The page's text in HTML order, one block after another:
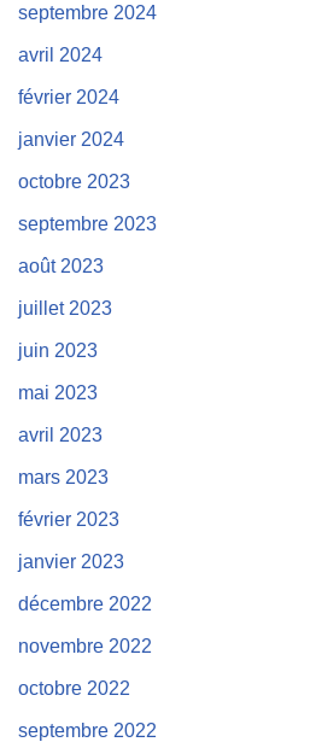
septembre 2024
avril 2024
février 2024
janvier 2024
octobre 2023
septembre 2023
août 2023
juillet 2023
juin 2023
mai 2023
avril 2023
mars 2023
février 2023
janvier 2023
décembre 2022
novembre 2022
octobre 2022
septembre 2022